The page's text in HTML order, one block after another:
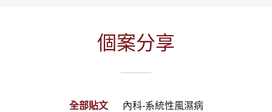
個案分享
全部貼文 內科-系統性風濕病